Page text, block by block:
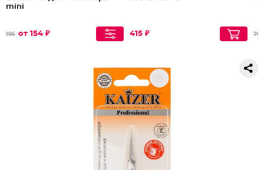
mini
195 от 154 ₽ 415 ₽ 762